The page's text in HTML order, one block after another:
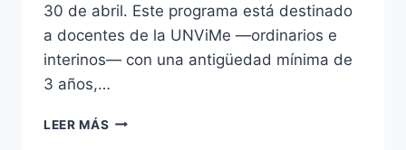
30 de abril. Este programa está destinado
a docentes de la UNViMe —ordinarios e
interinos— con una antigüedad mínima de
3 años,…
LEER MÁS LA